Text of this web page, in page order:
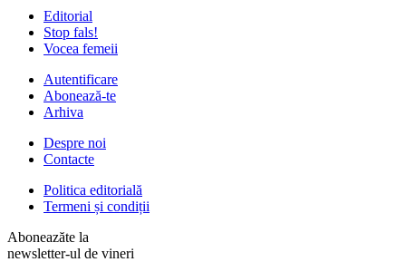
Editorial
Stop fals!
Vocea femeii
Autentificare
Abonează-te
Arhiva
Despre noi
Contacte
Politica editorială
Termeni și condiții
Aboneazăte la
newsletter-ul de vineri